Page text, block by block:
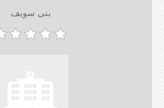
بنى سويف